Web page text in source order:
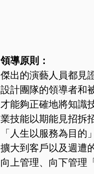
領導原則：
傑出的演藝人員都見
設計團隊的領導者和
才能夠正確地將知識
業技能以期能見招拆
「人生以服務為目
擴大到客戶以及週遭
向上管理、向下管理